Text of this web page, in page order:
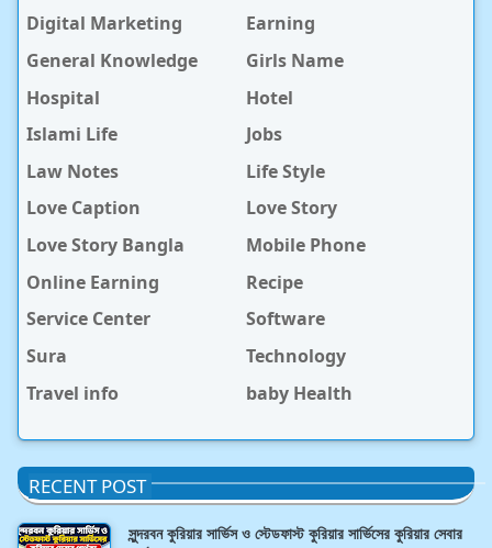
Digital Marketing
Earning
General Knowledge
Girls Name
Hospital
Hotel
Islami Life
Jobs
Law Notes
Life Style
Love Caption
Love Story
Love Story Bangla
Mobile Phone
Online Earning
Recipe
Service Center
Software
Sura
Technology
Travel info
baby Health
RECENT POST
সুন্দরবন কুরিয়ার সার্ভিস ও স্টেডফাস্ট কুরিয়ার সার্ভিসের কুরিয়ার সেবার